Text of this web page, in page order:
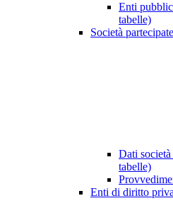
Enti
tabelle)
Società partecipate
Dati
tabelle)
Enti di diritto